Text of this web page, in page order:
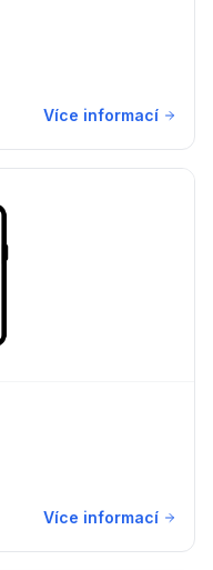
Více informací
Více informací